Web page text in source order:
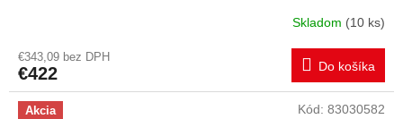
A
R
M
Skladom (10 ks)
€343,09 bez DPH
€422 Do košíka
Akcia Kód: 83030582